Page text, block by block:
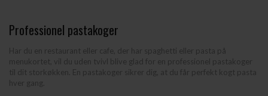
Professionel pastakoger
Har du en restaurant eller cafe, der har spaghetti eller pasta på
menukortet, vil du uden tvivl blive glad for en professionel pastakoger
til dit storkøkken. En pastakoger sikrer dig, at du får perfekt kogt pasta
hver gang.